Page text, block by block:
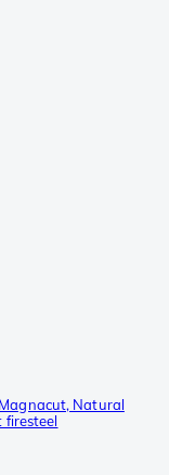
Natural
firesteel